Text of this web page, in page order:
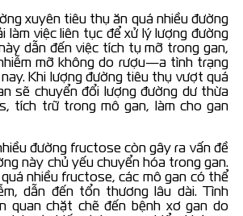
xuyên tiêu thụ ăn quá nhiều đường
làm việc liên tục để xử lý lượng đường
dẫn đến việc tích tụ mỡ trong gan,
mỡ không do rượu—a tình trạng
Khi lượng đường tiêu thụ vượt quá
sẽ chuyển đổi lượng đường dư thừa
tích trữ trong mô gan, làm cho gan
đường fructose còn gây ra vấn đề
này chủ yếu chuyển hóa trong gan.
nhiều fructose, các mô gan có thể
dẫn đến tổn thương lâu dài. Tình
quan chặt chẽ đến bệnh xơ gan do